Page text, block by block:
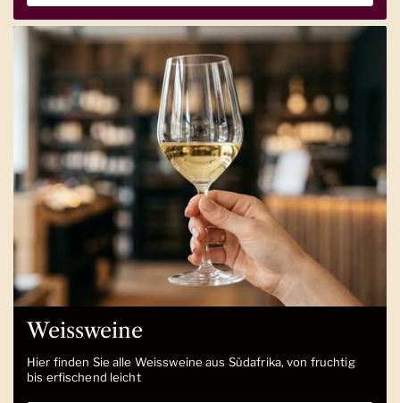
Weissweine
Hier finden Sie alle Weissweine aus Südafrika, von fruchtig
bis erfischend leicht